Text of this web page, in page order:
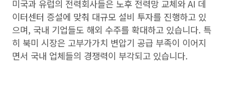
미국과 유럽의 전력회사들은 노후 전력망 교체와 AI 데
이터센터 증설에 맞춰 대규모 설비 투자를 진행하고 있
으며, 국내 기업들도 해외 수주를 확대하고 있습니다. 특
히 북미 시장은 고부가가치 변압기 공급 부족이 이어지
면서 국내 업체들의 경쟁력이 부각되고 있습니다.